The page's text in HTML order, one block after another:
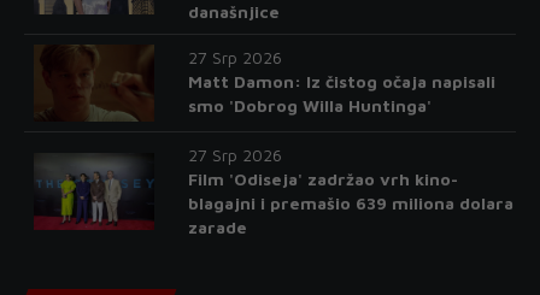
današnjice
27 Srp 2026
Matt Damon: Iz čistog očaja napisali
smo 'Dobrog Willa Huntinga'
27 Srp 2026
Film 'Odiseja' zadržao vrh kino-
blagajni i premašio 639 miliona dolara
zarade